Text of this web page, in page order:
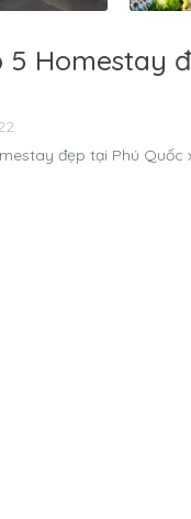
5 Homestay